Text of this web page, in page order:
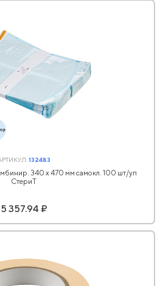
132483
340 x 470 мм самокл. 100 шт/уп
СтериТ
5 357.94 ₽